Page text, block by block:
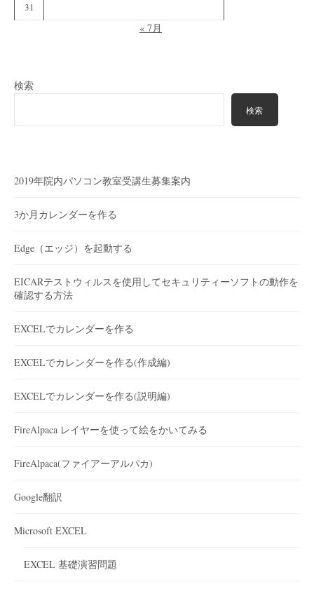
31
« 7月
検索
検索
2019年院内パソコン教室受講生募集案内
3か月カレンダーを作る
Edge（エッジ）を起動する
EICARテストウィルスを使用してセキュリティーソフトの動作を
確認する方法
EXCELでカレンダーを作る
EXCELでカレンダーを作る(作成編)
EXCELでカレンダーを作る(説明編)
FireAlpaca レイヤーを使って絵をかいてみる
FireAlpaca(ファイアーアルパカ)
Google翻訳
Microsoft EXCEL
EXCEL 基礎演習問題